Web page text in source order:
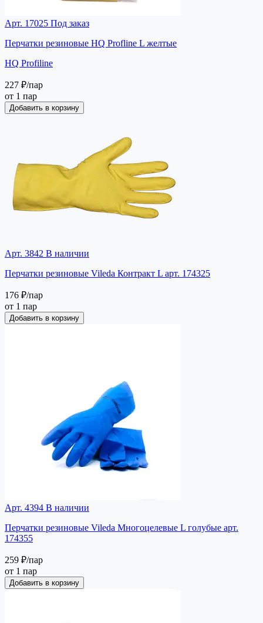
Арт. 17025 Под заказ
Перчатки резиновые HQ Profline L желтые
HQ Profiline
227 ₽/пар
от 1 пар
Добавить в корзину
Арт. 3842 В наличии
Перчатки резиновые Vileda Контракт L арт. 174325
176 ₽/пар
от 1 пар
Добавить в корзину
Арт. 4394 В наличии
Перчатки резиновые Vileda Многоцелевые L голубые арт.
174355
259 ₽/пар
от 1 пар
Добавить в корзину